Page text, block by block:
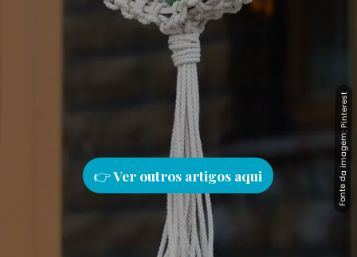
Fonte da imagem: Pinterest
Fonte da imagem: Pinterest
👉Ver outros artigos aqui